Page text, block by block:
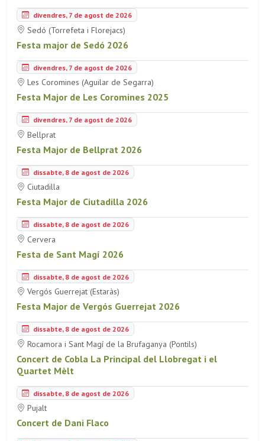
divendres, 7 de agost de 2026
Sedó (Torrefeta i Florejacs)
Festa major de Sedó 2026
divendres, 7 de agost de 2026
Les Coromines (Aguilar de Segarra)
Festa Major de Les Coromines 2025
divendres, 7 de agost de 2026
Bellprat
Festa Major de Bellprat 2026
dissabte, 8 de agost de 2026
Ciutadilla
Festa Major de Ciutadilla 2026
dissabte, 8 de agost de 2026
Cervera
Festa de Sant Magí 2026
dissabte, 8 de agost de 2026
Vergós Guerrejat (Estaràs)
Festa Major de Vergós Guerrejat 2026
dissabte, 8 de agost de 2026
Rocamora i Sant Magí de la Brufaganya (Pontils)
Concert de Cobla La Principal del Llobregat i el
Quartet Mèlt
dissabte, 8 de agost de 2026
Pujalt
Concert de Dani Flaco